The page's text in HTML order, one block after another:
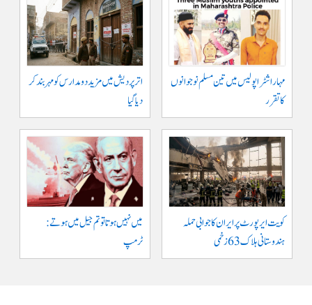
مہاراشٹرا پولیس میں تین مسلم نو جوانوں
کا تقرر
اتر پردیش میں مزید دو مدارس کو مہر بند کر
دیا گیا
کویت ایر پورٹ پر ایران کا جوابی حملہ
ہندوستانی ہلاک 63 زخمی
میں نہیں ہوتا تو تم جیل میں ہوتے :
ٹرمپ